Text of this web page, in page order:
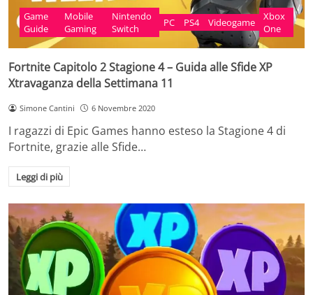
Game
Guide
Mobile
Gaming
Nintendo
Switch
PC PS4 Videogame
Xbox
One
Fortnite Capitolo 2 Stagione 4 – Guida alle Sfide XP
Xtravaganza della Settimana 11
Simone Cantini 6 Novembre 2020
I ragazzi di Epic Games hanno esteso la Stagione 4 di
Fortnite, grazie alle Sfide…
Leggi di più